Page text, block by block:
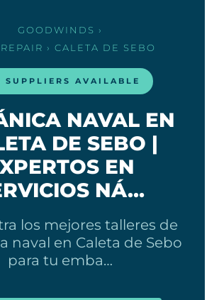
GOODWINDS ›
› CALETA DE SEBO
SUPPLIERS AVAILABLE
NAVAL EN
DE SEBO |
EN
NÁ…
los mejores talleres de
naval en Caleta de Sebo
para tu emba…